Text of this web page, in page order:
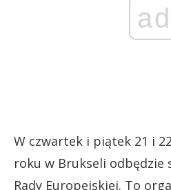
ad
W czwartek i piątek 21 i
roku w Brukseli odbędzie
Rady Europejskiej. To